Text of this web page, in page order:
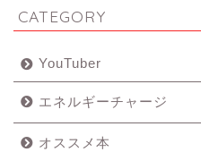
CATEGORY
YouTuber
エネルギーチャージ
オススメ本